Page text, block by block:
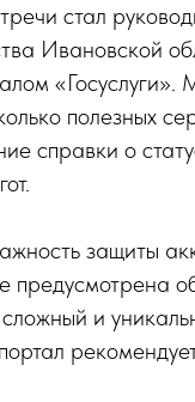
стал
Ивановской
полезных
справки о
защиты
предусмотрена
и